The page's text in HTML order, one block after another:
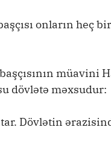
onların heç
müavini
dövlətə məxsudur:
Dövlətin